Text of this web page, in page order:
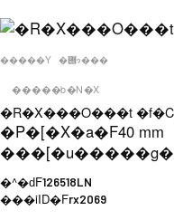
�����Y �݌ɂ���
�����b�N�X
�R�X���O���t
�P�[�X�a�F40 mm
�^�ԁF126518LN
���iID�Frx2069